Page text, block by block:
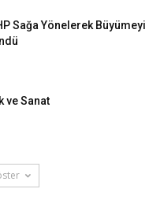
Sağa Yönelerek Büyümeyi
ve Sanat